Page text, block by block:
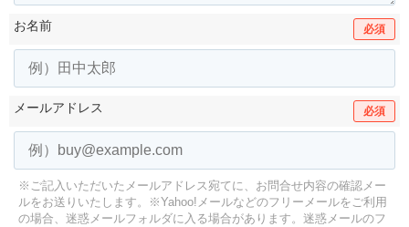
お名前 必須
メールアドレス 必須
※ご記入いただいたメールアドレス宛てに、お問合せ内容の確認メー
ルをお送りいたします。
※Yahoo!メールなどのフリーメールをご利用
の場合、迷惑メールフォルダに入る場合があります。 迷惑メールのフ